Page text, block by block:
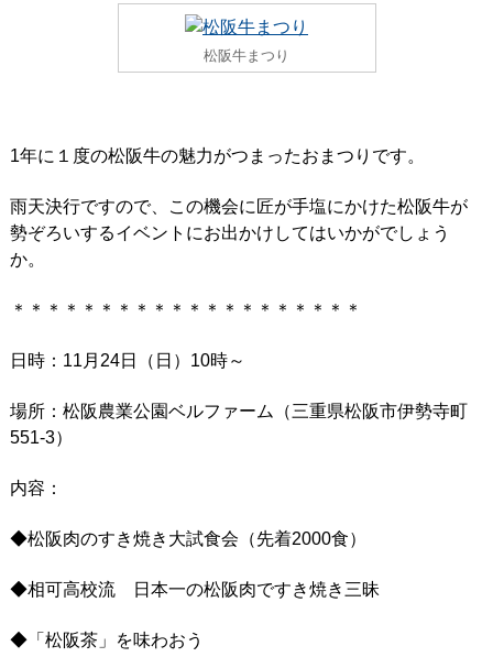
松阪牛まつり
1年に１度の松阪牛の魅力がつまったおまつりです。
雨天決行ですので、この機会に匠が手塩にかけた松阪牛が
勢ぞろいするイベントにお出かけしてはいかがでしょう
か。
＊＊＊＊＊＊＊＊＊＊＊＊＊＊＊＊＊＊＊＊
日時：11月24日（日）10時～
場所：松阪農業公園ベルファーム（三重県松阪市伊勢寺町
551-3）
内容：
◆松阪肉のすき焼き大試食会（先着2000食）
◆相可高校流 日本一の松阪肉ですき焼き三昧
◆「松阪茶」を味わおう